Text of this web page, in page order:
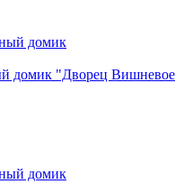
домик "Дворец Вишневое